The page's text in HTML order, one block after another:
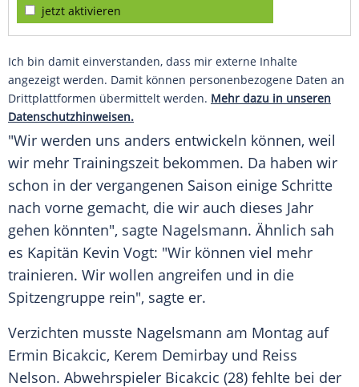
jetzt aktivieren
Ich bin damit einverstanden, dass mir externe Inhalte
angezeigt werden. Damit können personenbezogene Daten an
Drittplattformen übermittelt werden. Mehr dazu in unseren
Datenschutzhinweisen.
"Wir werden uns anders entwickeln können, weil
wir mehr Trainingszeit bekommen. Da haben wir
schon in der vergangenen Saison einige Schritte
nach vorne gemacht, die wir auch dieses Jahr
gehen könnten", sagte Nagelsmann. Ähnlich sah
es Kapitän Kevin Vogt: "Wir können viel mehr
trainieren. Wir wollen angreifen und in die
Spitzengruppe rein", sagte er.
Verzichten musste Nagelsmann am Montag auf
Ermin Bicakcic, Kerem Demirbay und Reiss
Nelson. Abwehrspieler Bicakcic (28) fehlte bei der